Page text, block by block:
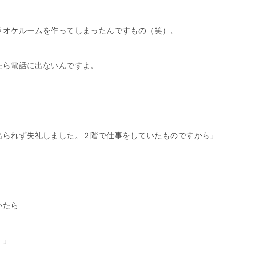
ケルームを作ってしまったんですもの（笑）。
電話に出ないんですよ。
られず失礼しました。２階で仕事をしていたものですから」
たら